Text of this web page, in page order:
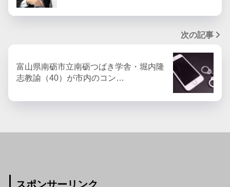
次の記事
富山県南砺市立南砺つばき学舎・堀内隆
志教諭（40）が市内のコン…
スポンサーリンク